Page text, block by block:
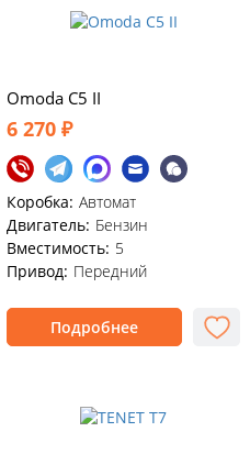
Omoda C5 II
6 270 ₽
Коробка: Автомат
Двигатель: Бензин
Вместимость: 5
Привод: Передний
Подробнее